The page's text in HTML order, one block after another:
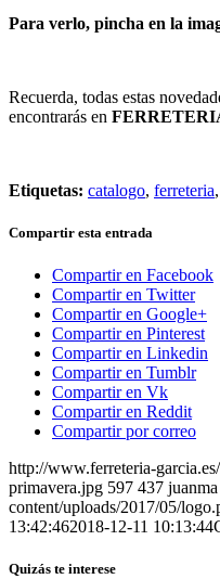
Para verlo, pincha en la
Recuerda, todas estas
encontrarás en
Etiquetas: catalogo, ferreteria,
Compartir esta entrada
Compartir en Facebook
Compartir en Twitter
Compartir en Google+
Compartir en Pinterest
Compartir en Linkedin
Compartir en Tumblr
Compartir en Vk
Compartir en Reddit
Compartir por correo
http://www.ferreteria-
primavera.jpg 597 437 juanma
content/uploads/2017/05/
13:42:462018-12-11 10:13:44
Quizás te interese